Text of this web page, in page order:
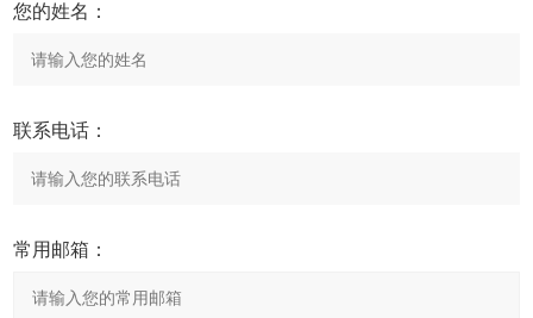
您的姓名：
联系电话：
常用邮箱：